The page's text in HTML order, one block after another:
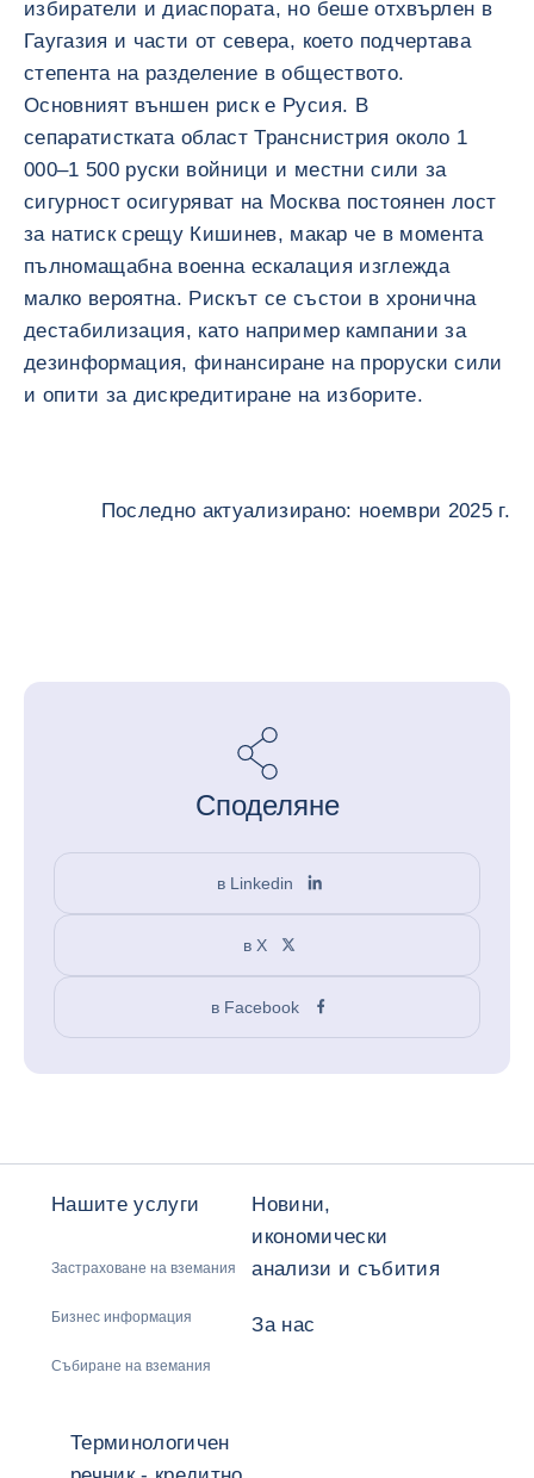
избиратели и диаспората, но беше отхвърлен в
Гаугазия и части от севера, което подчертава
степента на разделение в обществото.
Основният външен риск е Русия. В
сепаратистката област Транснистрия около 1
000–1 500 руски войници и местни сили за
сигурност осигуряват на Москва постоянен лост
за натиск срещу Кишинев, макар че в момента
пълномащабна военна ескалация изглежда
малко вероятна. Рискът се състои в хронична
дестабилизация, като например кампании за
дезинформация, финансиране на проруски сили
и опити за дискредитиране на изборите.
Последно актуализирано: ноември 2025 г.
Споделяне
в Linkedin
в X
в Facebook
Нашите услуги
Застраховане на вземания
Бизнес информация
Събиране на вземания
Новини,
икономически
анализи и събития
За нас
Терминологичен